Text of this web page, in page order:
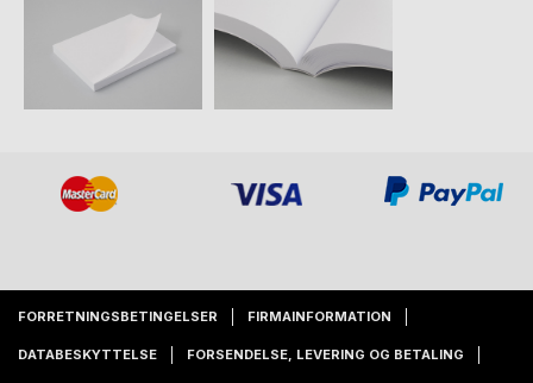
FORRETNINGSBETINGELSER FIRMAINFORMATION
DATABESKYTTELSE FORSENDELSE, LEVERING OG BETALING